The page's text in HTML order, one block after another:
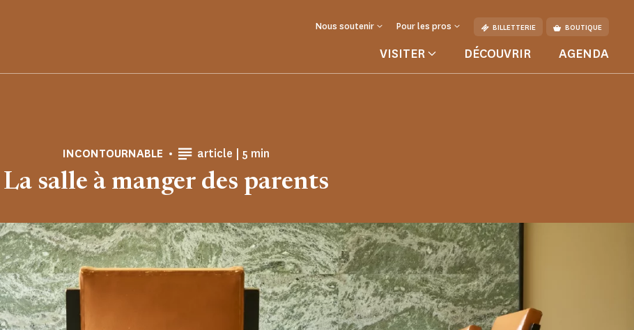
Nous soutenir Pour les pros BILLETTERIE BOUTIQUE
VISITER DÉCOUVRIR AGENDA
INCONTOURNABLE article | Temps de Lecture
5 min
La salle à manger des parents